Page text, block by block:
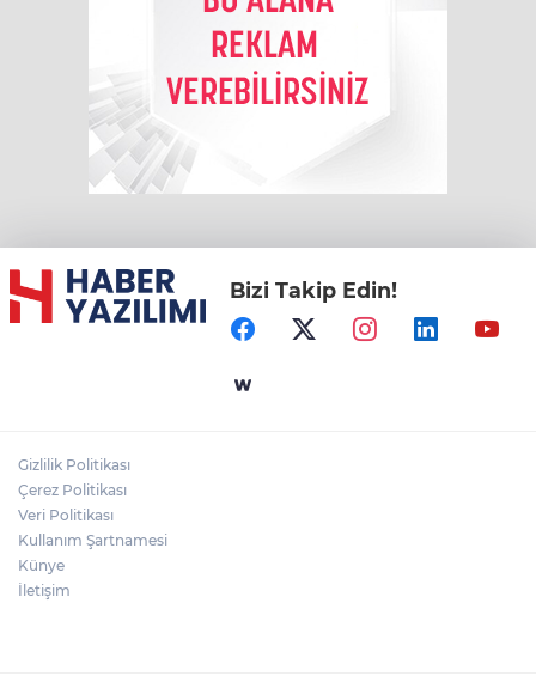
Bizi Takip Edin!
Gizlilik Politikası
Çerez Politikası
Veri Politikası
Kullanım Şartnamesi
Künye
İletişim